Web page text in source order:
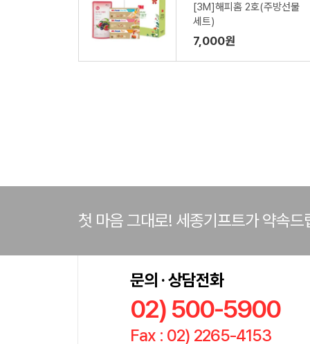
[3M]해피홈 2호(주방선물
세트)
7,000원
첫 마음 그대로! 세종기프트가 약속드
문의 · 상담전화
02) 500-5900
Fax : 02) 2265-4153